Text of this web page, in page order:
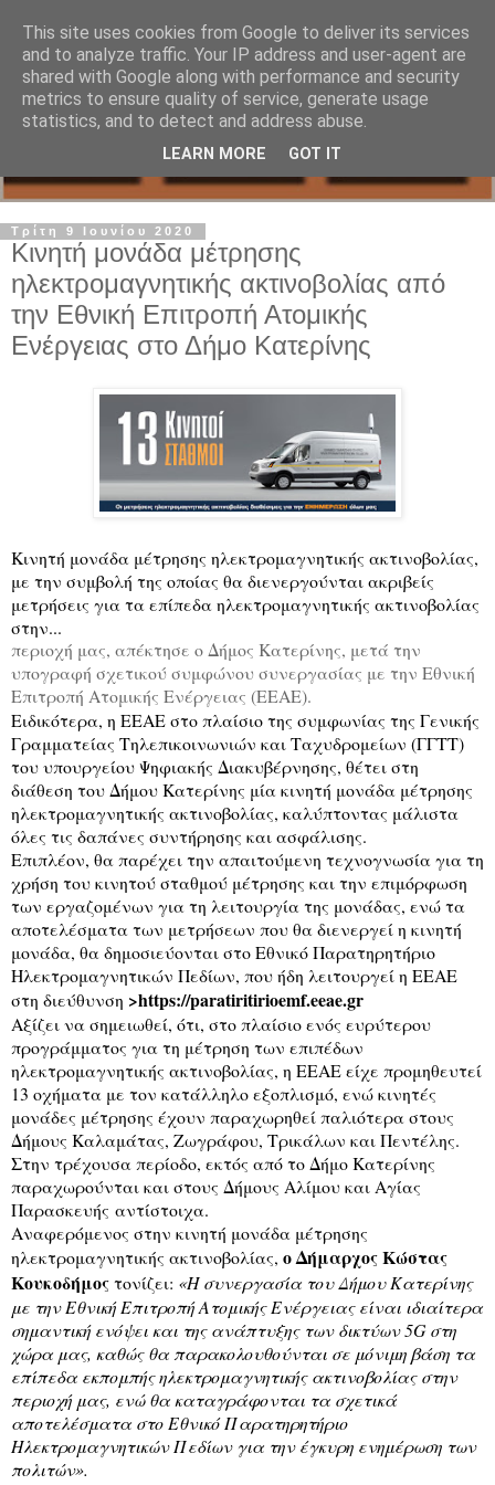
Τρίτη 9 Ιουνίου 2020
Κινητή μονάδα μέτρησης
ηλεκτρομαγνητικής ακτινοβολίας από
την Εθνική Επιτροπή Ατομικής
Ενέργειας στο Δήμο Κατερίνης
Κινητή μονάδα μέτρησης ηλεκτρομαγνητικής ακτινοβολίας,
με την συμβολή της οποίας θα διενεργούνται ακριβείς
μετρήσεις για τα επίπεδα ηλεκτρομαγνητικής ακτινοβολίας
στην...
περιοχή μας, απέκτησε ο Δήμος Κατερίνης, μετά την
υπογραφή σχετικού συμφώνου συνεργασίας με την Εθνική
Επιτροπή Ατομικής Ενέργειας (ΕΕΑΕ).
Ειδικότερα, η ΕΕΑΕ στο πλαίσιο της συμφωνίας της Γενικής
Γραμματείας Τηλεπικοινωνιών και Ταχυδρομείων (ΓΓΤΤ)
του υπουργείου Ψηφιακής Διακυβέρνησης, θέτει στη
διάθεση του Δήμου Κατερίνης μία κινητή μονάδα μέτρησης
ηλεκτρομαγνητικής ακτινοβολίας, καλύπτοντας μάλιστα
όλες τις δαπάνες συντήρησης και ασφάλισης.
Επιπλέον, θα παρέχει την απαιτούμενη τεχνογνωσία για τη
χρήση του κινητού σταθμού μέτρησης και την επιμόρφωση
των εργαζομένων για τη λειτουργία της μονάδας, ενώ τα
αποτελέσματα των μετρήσεων που θα διενεργεί η κινητή
μονάδα, θα δημοσιεύονται στο Εθνικό Παρατηρητήριο
Ηλεκτρομαγνητικών Πεδίων, που ήδη λειτουργεί η ΕΕΑΕ
στη διεύθυνση >https://paratiritirioemf.eeae.gr
Αξίζει να σημειωθεί, ότι, στο πλαίσιο ενός ευρύτερου
προγράμματος για τη μέτρηση των επιπέδων
ηλεκτρομαγνητικής ακτινοβολίας, η ΕΕΑΕ είχε προμηθευτεί
13 οχήματα με τον κατάλληλο εξοπλισμό, ενώκινητές
μονάδες μέτρησης έχουν παραχωρηθεί παλιότερα στους
Δήμους Καλαμάτας, Ζωγράφου, Τρικάλων και Πεντέλης.
Στην τρέχουσα περίοδο, εκτός από το Δήμο Κατερίνης
παραχωρούνται και στους Δήμους Αλίμου και Αγίας
Παρασκευής αντίστοιχα.
Αναφερόμενος στην κινητή μονάδα μέτρησης
ηλεκτρομαγνητικής ακτινοβολίας, ο Δήμαρχος Κώστας
Κουκοδήμοςτονίζει: «Η συνεργασία του Δήμου Κατερίνης
με την Εθνική Επιτροπή Ατομικής Ενέργειας είναι ιδιαίτερα
σημαντική ενόψει και της ανάπτυξης των δικτύων 5G στη
χώρα μας, καθώς θα παρακολουθούνται σε μόνιμη βάση τα
επίπεδα εκπομπής ηλεκτρομαγνητικής ακτινοβολίας στην
περιοχή μας, ενώ θα καταγράφονται τα σχετικά
αποτελέσματα στο Εθνικό Παρατηρητήριο
Ηλεκτρομαγνητικών Πεδίων για την έγκυρη ενημέρωση των
πολιτών».
This site uses cookies from Google to deliver its services
and to analyze traffic. Your IP address and user-agent are
shared with Google along with performance and security
metrics to ensure quality of service, generate usage
statistics, and to detect and address abuse.
LEARN MORE GOT IT